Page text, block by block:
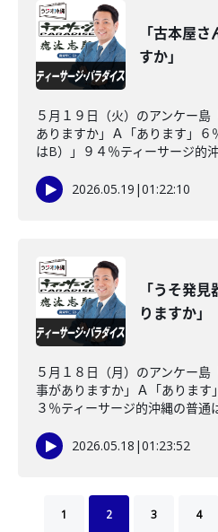
「古本屋
すか」
５月１９日（火）のアンケー島
ありますか」Ａ「あります」
はB）」９４％ティーサージ的
2026.05.19 |01:22:10
「うそ発
りますか」
５月１８日（月）のアンケー
事がありますか」Ａ「あります
３％ティーサージ的沖縄の普通
2026.05.18 |01:23:52
1 2 3 4